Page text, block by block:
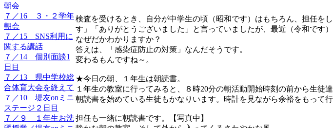
朝会
７／16 ３・２学年
朝会
７／15 SNS利用に
関する講話
７／14 個別面談1
日目
７／13 県中学校総
合体育大会を終えて
７／10 堤友onミニ
ステージ２日目
７／９ １年生お洗
検査を受けるとき、自分が中学生の頃（昭和です）はもちろん、担任を
す」「ありがとうございました」と言っていましたが、最近（令和です
なぜだかわかりますか？
答えは、「感染症防止の対策」なんだそうです。
変わるもんですね～。
★今日の朝、１年生は朝読書。
１年生の教室に行ってみると、８時20分の朝活動開始時刻の前から生徒
朝読書を始めている生徒もかなりいます。時計を見ながら余裕をもって
担任も一緒に朝読書です。【写真中】